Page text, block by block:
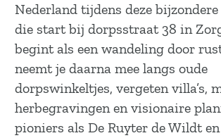
Nederland tijdens deze
die start bij dorpsstraat 38 in
begint als een wandeling door
neemt je daarna mee langs oude
dorpswinkeltjes, vergeten villa’s,
herbegravingen en visionaire
pioniers als De Ruyter de Wildt